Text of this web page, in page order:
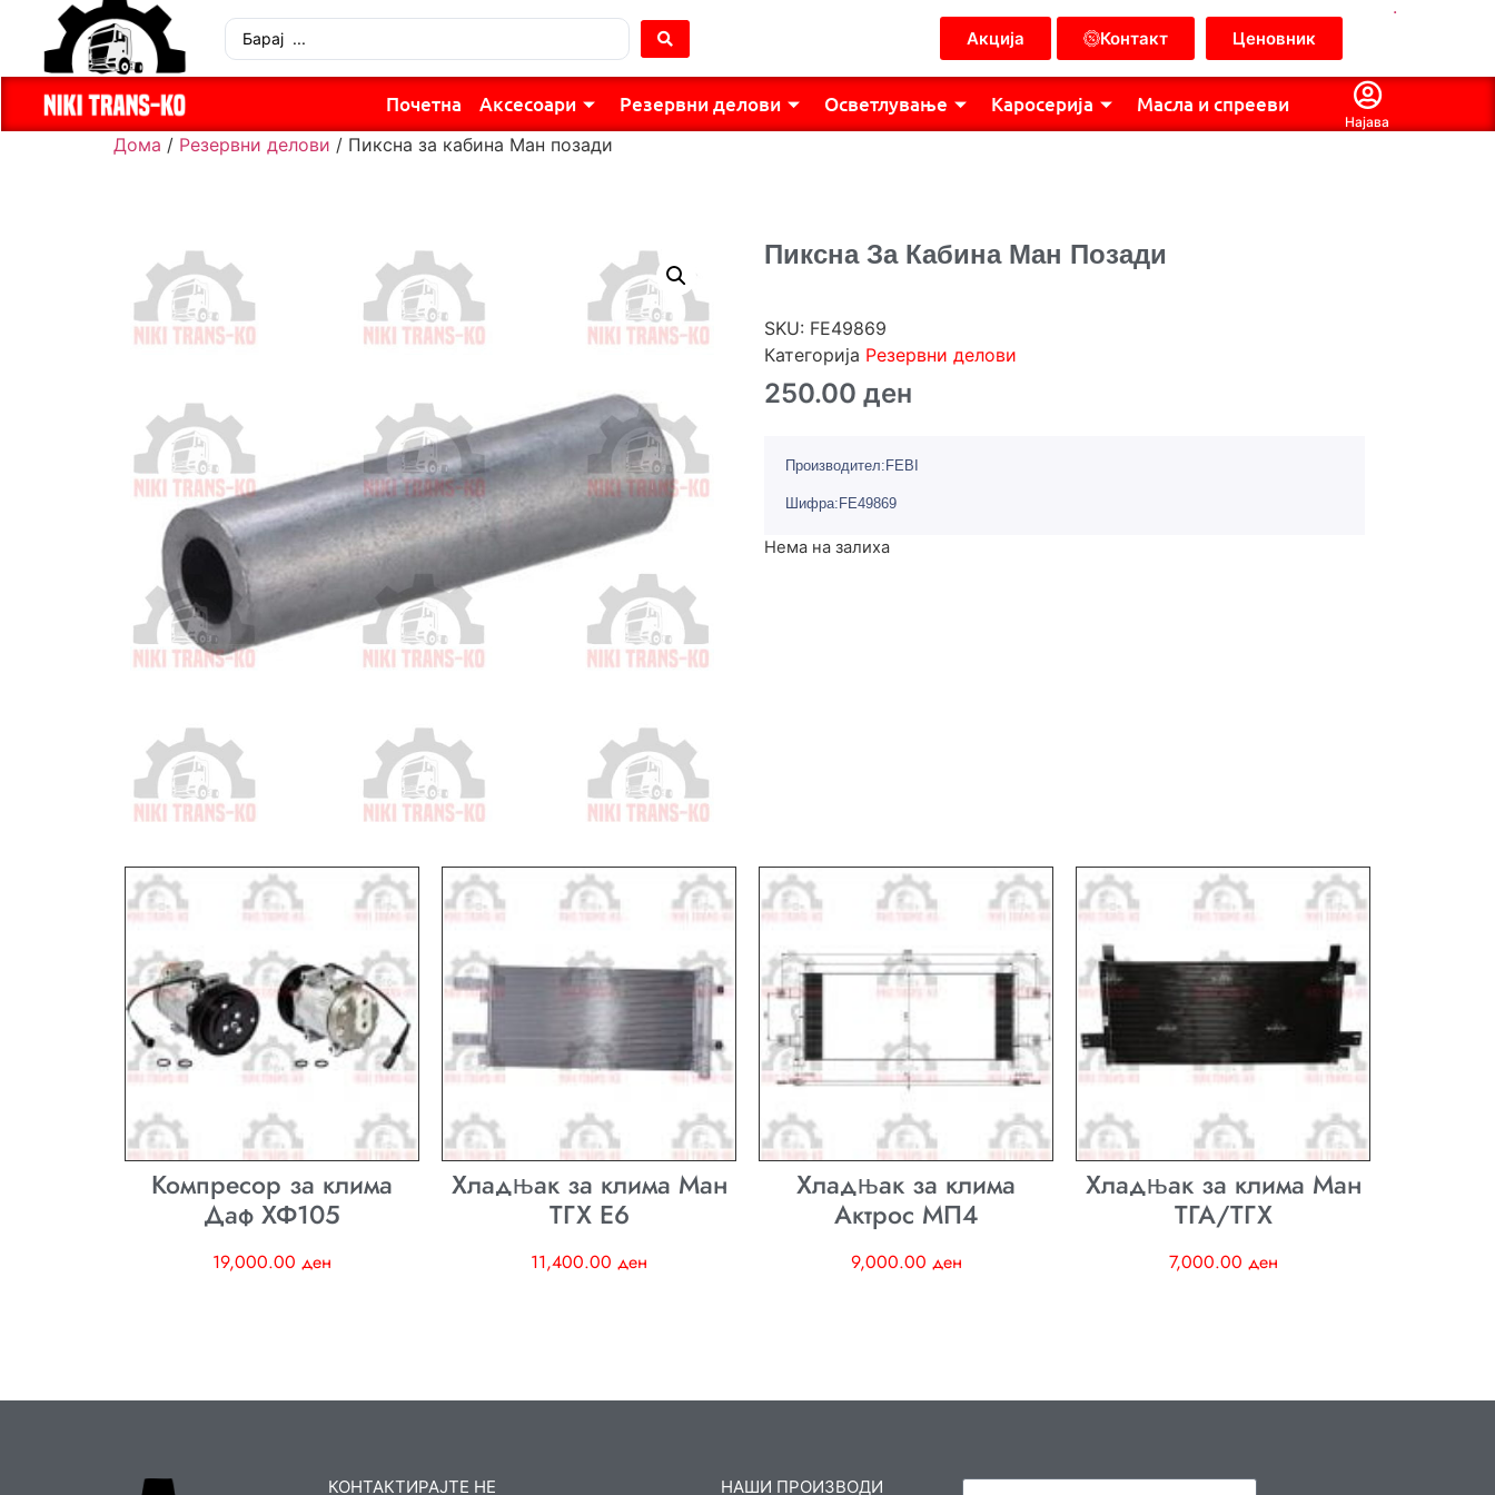
Акција Контакт Ценовник
.
Почетна Аксесоари Резервни делови Осветлување Каросерија Масла и спрееви
Најава
Дома / Резервни делови / Пиксна за кабина Ман позади
Пиксна За Кабина Ман Позади
SKU: FE49869
Категорија Резервни делови
250.00 ден
Производител:FEBI
Шифра:FE49869
Нема на залиха
Компресор за клима
Даф ХФ105
19,000.00 ден
Хладњак за клима Ман
ТГХ E6
11,400.00 ден
Хладњак за клима
Актрос МП4
9,000.00 ден
Хладњак за клима Ман
ТГА/ТГХ
7,000.00 ден
КОНТАКТИРАЈТЕ НЕ НАШИ ПРОИЗВОДИ